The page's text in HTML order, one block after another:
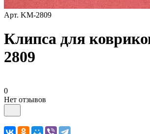
Арт. KM-2809
Клипса для
2809
0
Нет отзывов